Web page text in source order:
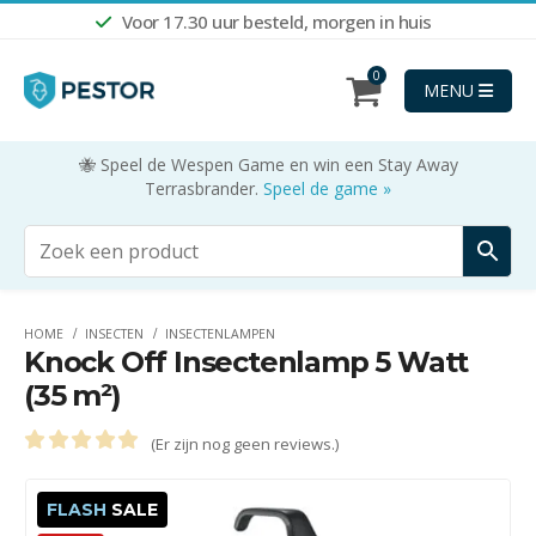
Voor 17.30 uur besteld, morgen in huis
0
MENU
🐝 Speel de Wespen Game en win een Stay Away
Terrasbrander. Speel de game »
HOME INSECTEN INSECTENLAMPEN
Knock Off Insectenlamp 5 Watt
(35 m²)
(Er zijn nog geen reviews.)
FLASH SALE